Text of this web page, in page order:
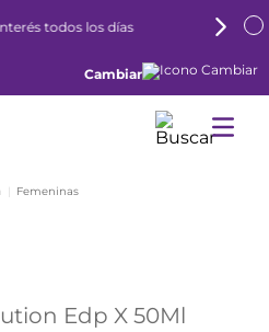
todos los días
Cambiar
Femeninas
Edp X 50Ml